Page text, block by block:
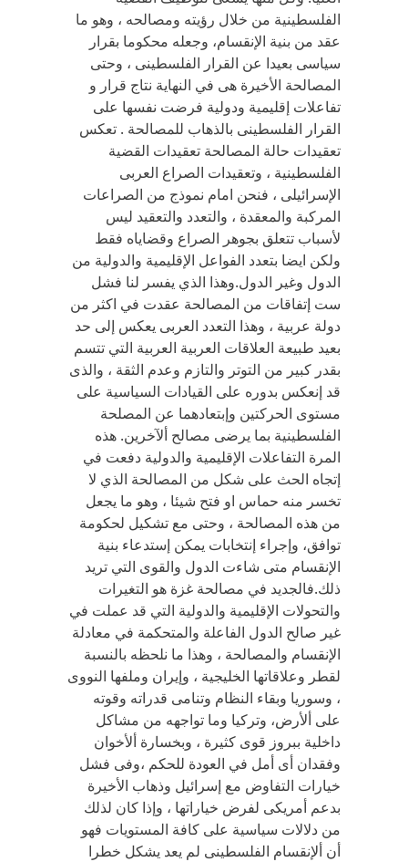
الفلسطينية من خلال رؤيته ومصالحه ، وهو ما
عقد من بنية الإنقسام، وجعله محكوما بقرار
سياسى بعيدا عن القرار الفلسطينى ، وحتى
المصالحة الأخيرة هى في النهاية نتاج قرار و
تفاعلات إقليمية ودولية فرضت نفسها على
القرار الفلسطينى بالذهاب للمصالحة . تعكس
تعقيدات حالة المصالحة تعقيدات القضية
الفلسطينية ، وتعقيدات الصراع العربى
الإسرائيلى ، فنحن امام نموذج من الصراعات
المركبة والمعقدة ، والتعدد والتعقيد ليس
لأسباب تتعلق بجوهر الصراع وقضاياه فقط
ولكن ايضا بتعدد الفواعل الإقليمية والدولية من
الدول وغير الدول.وهذا الذي يفسر لنا فشل
ست إتفاقات من المصالحة عقدت في اكثر من
دولة عربية ، وهذا التعدد العربى يعكس إلى حد
بعيد طبيعة العلاقات العربية العربية التي تتسم
بقدر كبير من التوتر والتازم وعدم الثقة ، والذى
قد إنعكس بدوره على القيادات السياسية على
مستوى الحركتين وإبتعادهما عن المصلحة
الفلسطينية بما يرضى مصالح ألآخرين. هذه
المرة التفاعلات الإقليمية والدولية دفعت في
إتجاه الحث على شكل من المصالحة الذي لا
تخسر منه حماس او فتح شيئا ، وهو ما يجعل
من هذه المصالحة ، وحتى مع تشكيل لحكومة
توافق، وإجراء إنتخابات يمكن إستدعاء بنية
الإنقسام متى شاءت الدول والقوى التي تريد
ذلك.فالجديد في مصالحة غزة هو التغيرات
والتحولات الإقليمية والدولية التي قد عملت في
غير صالح الدول الفاعلة والمتحكمة في معادلة
الإنقسام والمصالحة ، وهذا ما نلحظه بالنسبة
لقطر وعلاقاتها الخليجية ، وإيران وملفها النووى
، وسوريا وبقاء النظام وتنامى قدراته وقوته
على ألأرض، وتركيا وما تواجهه من مشاكل
داخلية ببروز قوى كثيرة ، وبخسارة ألأخوان
وفقدان أى أمل في العودة للحكم ،وفى فشل
خيارات التفاوض مع إسرائيل وذهاب الأخيرة
بدعم أمريكى لفرض خياراتها ، وإذا كان لذلك
من دلالات سياسية على كافة المستويات فهو
أن ألإنقسام الفلسطينى لم يعد يشكل خطرا